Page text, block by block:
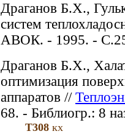
Драганов Б.Х.,
систем
АВОК. - 1995. -
Драганов Б.Х.,
оптимизация
аппаратов //
68. - Библиогр.: 8
Т308 кх